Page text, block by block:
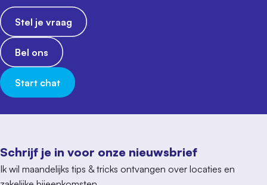
Schrijf je in voor onze nieuwsbrief
Ik wil maandelijks tips & tricks ontvangen over locaties en
Stel je vraag
Bel ons
Start chat